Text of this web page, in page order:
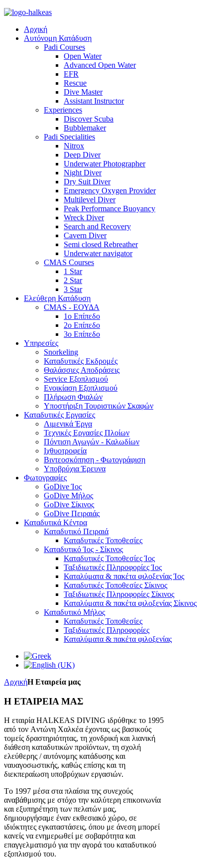
Αρχική
Αυτόνομη Κατάδυση
Padi Courses
Open Water
Advanced Open Water
EFR
Rescue
Dive Master
Assistant Instructor
Experiences
Discover Scuba
Bubblemaker
Padi Specialities
Nitrox
Deep Diver
Underwater Photographer
Night Diver
Dry Suit Diver
Emergency Oxygen Provider
Multilevel Diver
Peak Performance Buoyancy
Wreck Diver
Search and Recovery
Cavern Diver
Semi closed Rebreather
Underwater navigator
CMAS Courses
1 Star
2 Star
3 Star
Ελεύθερη Κατάδυση
CMAS - ΕΟΥΔΑ
1ο Επίπεδο
2ο Επίπεδο
3ο Επίπεδο
Υπηρεσίες
Snorkeling
Καταδυτικές Εκδρομές
Θαλάσσιες Αποδράσεις
Service Εξοπλισμού
Ενοικίαση Εξοπλισμού
Πλήρωση Φιαλών
Υποστήριξη Τουριστικών Σκαφών
Καταδυτικές Εργασίες
Λιμενικά Έργα
Τεχνικές Εργασίες Πλοίων
Πόντιση Αγωγών - Καλωδίων
Ιχθυοτροφεία
Βιντεοσκόπηση - Φωτογράφιση
Υποβρύχια Έρευνα
Φωτογραφίες
GoDive Ίος
GoDive Μήλος
GoDive Σίκινος
GoDive Πειραιάς
Καταδυτικά Κέντρα
Καταδυτικό Πειραιά
Καταδυτικές Τοποθεσίες
Καταδυτικό Ίος - Σίκινος
Καταδυτικές Τοποθεσίες Ίος
Ταξιδιωτικές Πληροφορίες Ίος
Καταλύματα & πακέτα φιλοξενίας Ίος
Καταδυτικές Τοποθεσίες Σίκινος
Ταξιδιωτικές Πληροφορίες Σίκινος
Καταλύματα & πακέτα φιλοξενίας Σίκινος
Καταδυτικό Μήλος
Καταδυτικές Τοποθεσίες
Ταξιδιωτικές Πληροφορίες
Καταλύματα & πακέτα φιλοξενίας
ΑρχικήΗ Εταιρεία μας
Η ΕΤΑΙΡΕΙΑ ΜΑΣ
H εταιρία HALKEAS DIVING ιδρύθηκε το 1995
από τον Aντώνη Xαλκέα έχοντας ως βασικούς
τομείς δραστηριότητας, τη χονδρική και λιανική
διάθεση καταδυτικών προϊόντων, τη σχολή
ελεύθερης / αυτόνομης κατάδυσης και
ναυαγοσωστικής, καθώς επίσης και τη
διεκπεραίωση υποβρύχιων εργασιών.
Tο 1997 μέσα στα πλαίσια της συνεχούς
αναβάθμισης με στόχο την καλύτερη επικοινωνία
και εξυπηρέτηση των πελατών μας,
δημιουργήσαμε έναν εκθεσιακό χώρο, σε
ιδιόκτητες εγκαταστάσεις, όπου με άνεση μπορεί
κανείς να ενημερωθεί με σοβαρότητα και
επαγγελματισμό για την αγορά του καταδυτικού
εξοπλισμού του.